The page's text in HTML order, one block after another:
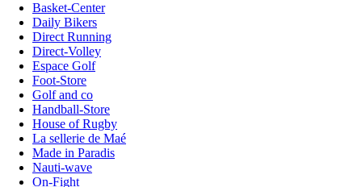
Basket-Center
Daily Bikers
Direct Running
Direct-Volley
Espace Golf
Foot-Store
Golf and co
Handball-Store
House of Rugby
La sellerie de Maé
Made in Paradis
Nauti-wave
On-Fight